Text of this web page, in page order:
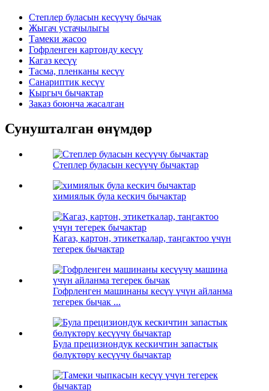
Степлер буласын кесүүчү бычак
Жыгач устачылыгы
Тамеки жасоо
Гофрленген картонду кесүү
Кагаз кесүү
Тасма, пленканы кесүү
Санариптик кесүү
Кыргыч бычактар
Заказ боюнча жасалган
Сунушталган өнүмдөр
Степлер буласын кесүүчү бычактар
химиялык була кескич бычактар
Кагаз, картон, этикеткалар, таңгактоо үчүн
тегерек бычактар
Гофрленген машинаны кесүү үчүн айланма
тегерек бычак ...
Була прецизиондук кескичтин запастык
бөлүктөрү кесүүчү бычактар